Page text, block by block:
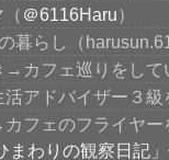
＠6116Haru）
暮らし（
→カフェ巡りをして
アドバイザー３級
フェのフライヤー
まわりの観察日記」